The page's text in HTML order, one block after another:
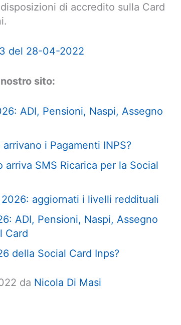
di accredito sulla Card
del 28-04-2022
sito:
ADI, Pensioni, Naspi, Assegno
i Pagamenti INPS?
SMS Ricarica per la Social
aggiornati i livelli reddituali
ADI, Pensioni, Naspi, Assegno
Card
della Social Card Inps?
da Nicola Di Masi